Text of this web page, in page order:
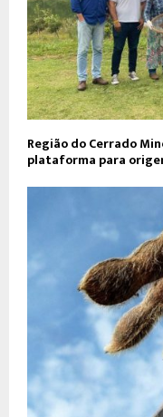
Região do Cerrado
plataforma para